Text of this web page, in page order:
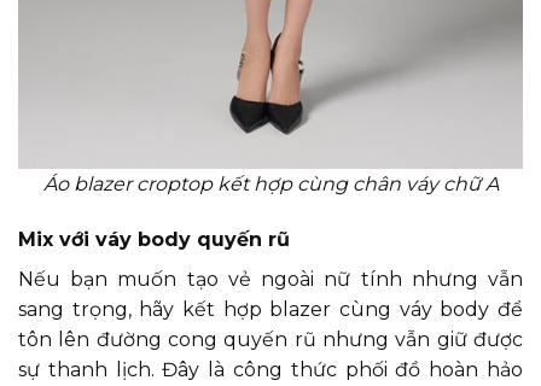
Áo blazer croptop kết hợp cùng chân váy chữ A
Mix với váy body quyến rũ
Nếu bạn muốn tạo vẻ ngoài nữ tính nhưng vẫn
sang trọng, hãy kết hợp blazer cùng váy body để
tôn lên đường cong quyến rũ nhưng vẫn giữ được
sự thanh lịch. Đây là công thức phối đồ hoàn hảo